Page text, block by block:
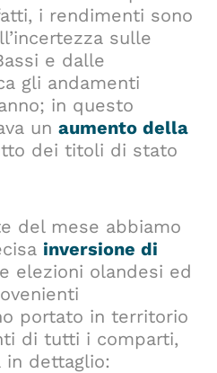
i rendimenti sono
sulle
e dalle
gli andamenti
in questo
unaumento della
dei titoli di stato
del mese abbiamo
inversione di
elezioni olandesi ed
portato in territorio
di tutti i comparti,
in dettaglio: